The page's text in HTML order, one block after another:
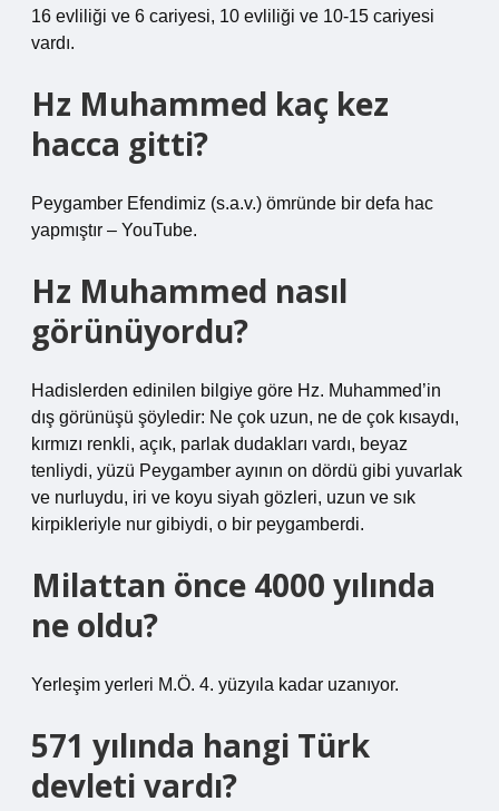
16 evliliği ve 6 cariyesi, 10 evliliği ve 10-15 cariyesi
vardı.
Hz Muhammed kaç kez
hacca gitti?
Peygamber Efendimiz (s.a.v.) ömründe bir defa hac
yapmıştır – YouTube.
Hz Muhammed nasıl
görünüyordu?
Hadislerden edinilen bilgiye göre Hz. Muhammed’in
dış görünüşü şöyledir: Ne çok uzun, ne de çok kısaydı,
kırmızı renkli, açık, parlak dudakları vardı, beyaz
tenliydi, yüzü Peygamber ayının on dördü gibi yuvarlak
ve nurluydu, iri ve koyu siyah gözleri, uzun ve sık
kirpikleriyle nur gibiydi, o bir peygamberdi.
Milattan önce 4000 yılında
ne oldu?
Yerleşim yerleri M.Ö. 4. yüzyıla kadar uzanıyor.
571 yılında hangi Türk
devleti vardı?